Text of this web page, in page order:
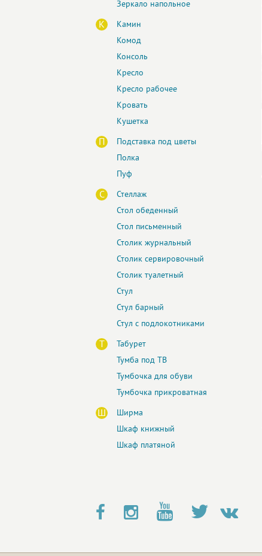
Зеркало напольное
К
Камин
Комод
Консоль
Кресло
Кресло рабочее
Кровать
Кушетка
П
Подставка под цветы
Полка
Пуф
С
Стеллаж
Стол обеденный
Стол письменный
Столик журнальный
Столик сервировочный
Столик туалетный
Стул
Стул барный
Стул с подлокотниками
Т
Табурет
Тумба под ТВ
Тумбочка для обуви
Тумбочка прикроватная
Ш
Ширма
Шкаф книжный
Шкаф платяной